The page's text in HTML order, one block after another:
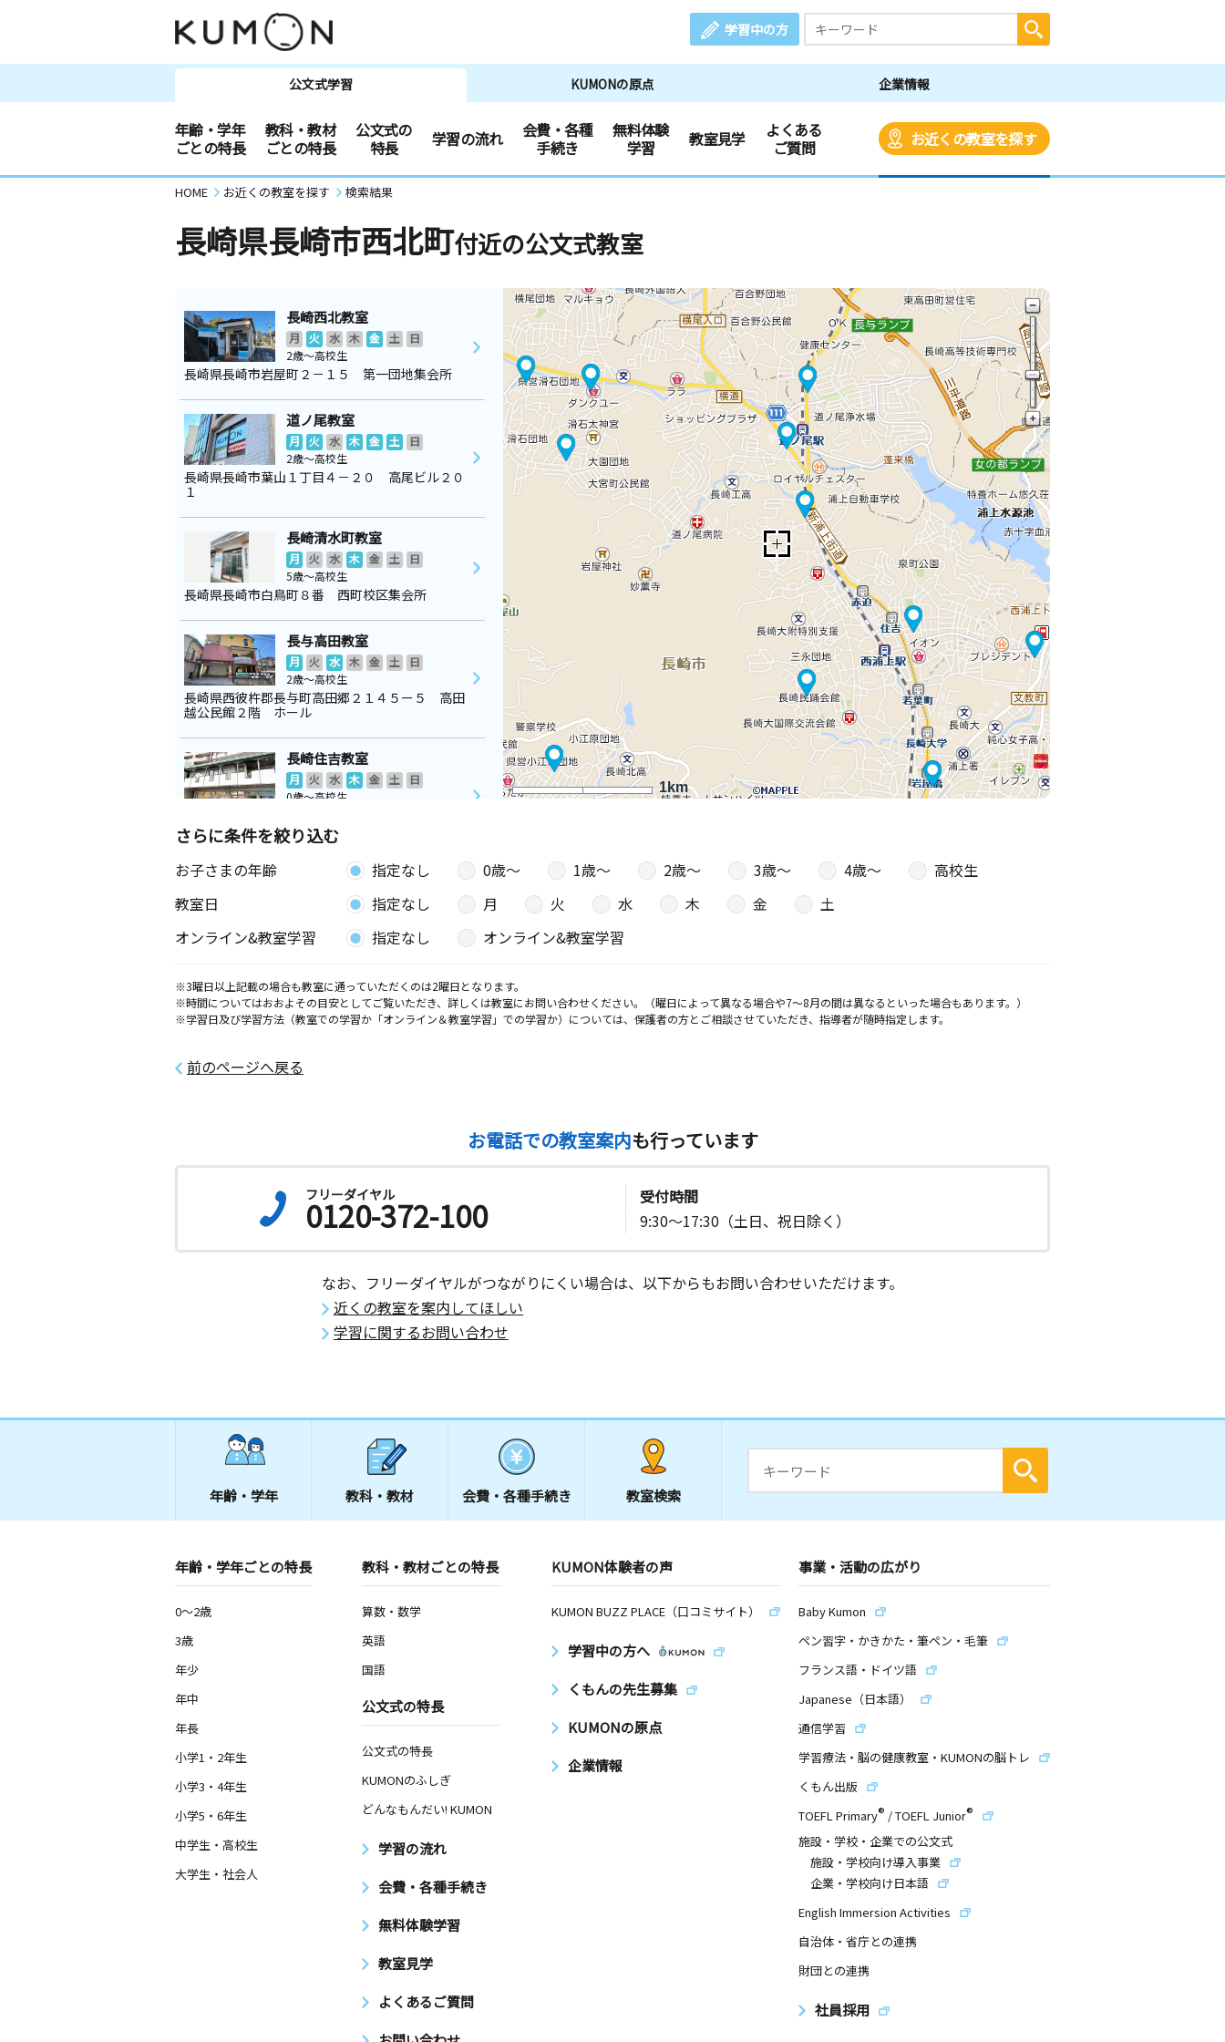
学習中の方
公文式学習 KUMONの原点 企業情報
年齢・学年
ごとの特長
教科・教材
ごとの特長
公文式の
特長
学習の流れ
会費・各種
手続き
無料体験
学習
教室見学
よくある
ご質問
お近くの教室を探す
HOME お近くの教室を探す 検索結果
長崎県長崎市西北町付近の公文式教室
1km
長崎西北教室
月 火 水 木 金 土
日
2歳～高校生
長崎県長崎市岩屋町２－１５ 第一団地集会所
道ノ尾教室
月 火 水 木 金 土
日
2歳～高校生
長崎県長崎市葉山１丁目４－２０ 高尾ビル２０
１
長崎清水町教室
月 火 水 木 金 土
日
5歳～高校生
長崎県長崎市白鳥町８番 西町校区集会所
長与高田教室
月 火 水 木 金 土
日
2歳～高校生
長崎県西彼杵郡長与町高田郷２１４５ー５ 高田
越公民館２階 ホール
長崎住吉教室
月 火 水 木 金 土
日
0歳～高校生
吉 ２０３
長崎滑石南教室
木 金 土
日
長崎県長崎市滑石６丁目７‐１１
長崎滑石教室
月 火 水 木 金 土
日
3歳～中学生
館
長崎大手町教室
0歳～高校生
長崎北陽小前教室
水 木 金 土 日
小江原ニュータウン教室
金 土
長崎県長崎市小江原１丁目３０－１８ 小江原町
西部自治会公民館
さらに条件を絞り込む
お子さまの年齢 指定なし 0歳〜 1歳〜 2歳〜 3歳〜 4歳〜
高校生
教室日
指定なし 月 火 水 木 金
土
オンライン&教室学習
指定なし オンライン&教室学習
※3曜日以上記載の場合も教室に通っていただくのは2曜日となります。
※時間についてはおおよその目安としてご覧いただき、詳しくは教室にお問い合わせください。（曜日によって異なる場合や7～8月の間は異なるといった場合もあります。）
※学習日及び学習方法（教室での学習か「オンライン＆教室学習」での学習か）については、保護者の方とご相談させていただき、指導者が随時指定します。
前のページへ戻る
お電話での教室案内も行っています
フリーダイヤル
0120-372-100
受付時間
9:30～17:30（土日、祝日除く）
なお、フリーダイヤルがつながりにくい場合は、以下からもお問い合わせいただけます。
近くの教室を案内してほしい
学習に関するお問い合わせ
年齢・学年 教科・教材 会費・ 各種手続き 教室検索
年齢・学年ごとの特長
0～2歳
3歳
年少
年中
年長
小学1・2年生
小学3・4年生
小学5・6年生
中学生・高校生
大学生・社会人
教科・教材ごとの特長
算数・数学
英語
国語
公文式の特長
公文式の特長
KUMONのふしぎ
どんなもんだい! KUMON
学習の流れ
会費・各種手続き
無料体験学習
教室見学
よくあるご質問
KUMON体験者の声
KUMON BUZZ PLACE（口コミサイト）
学習中の方へ
くもんの先生募集
KUMONの原点
企業情報
事業・活動の広がり
Baby Kumon
ペン習字・かきかた・筆ペン・毛筆
フランス語・ドイツ語
Japanese（日本語）
通信学習
学習療法・脳の健康教室・KUMONの脳トレ
くもん出版
TOEFL Primary® /TOEFL Junior®
施設・学校・企業での公文式
施設・学校向け導入事業
企業・学校向け日本語
English Immersion Activities
自治体・省庁との連携
財団との連携
社員採用